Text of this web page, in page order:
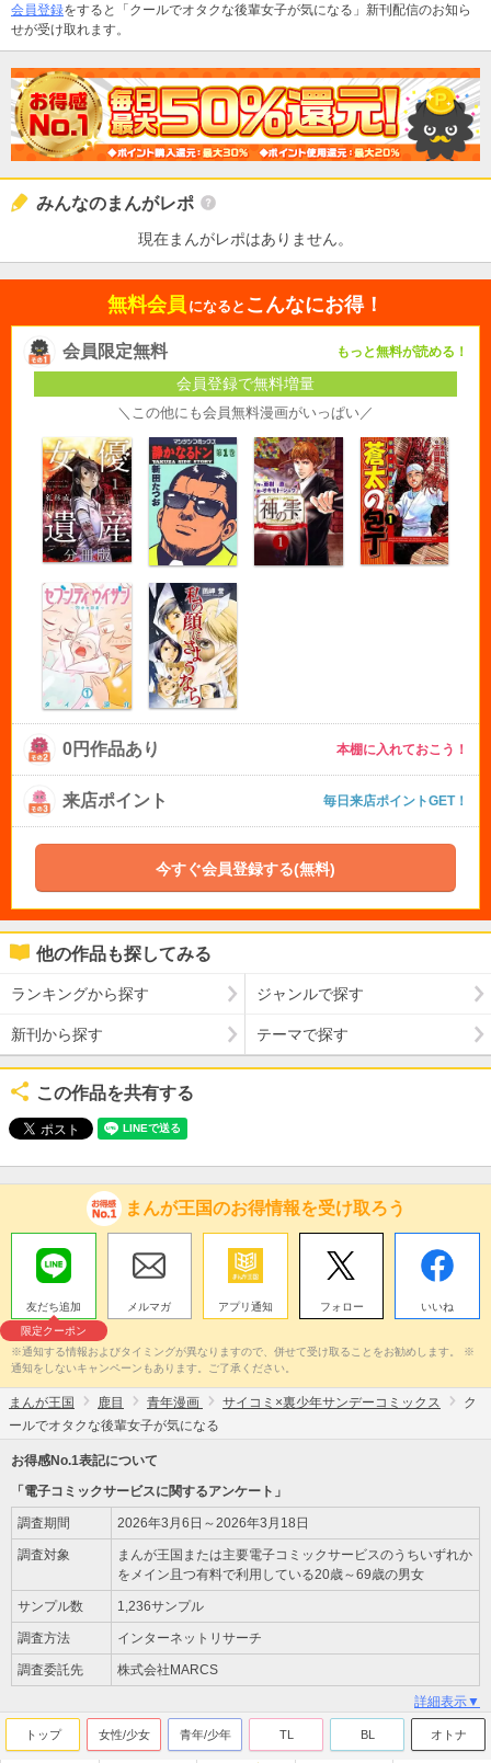
会員登録をすると「クールでオタクな後輩女子が気になる」新刊配信のお知ら
せが受け取れます。
みんなのまんがレポ
現在まんがレポはありません。
無料会員 になると こんなにお得！
会員限定無料 もっと無料が読める！
会員登録で無料増量
＼この他にも会員無料漫画がいっぱい／
0円作品あり 本棚に入れておこう！
来店ポイント 毎日来店ポイントGET！
今すぐ会員登録する(無料)
他の作品も探してみる
ランキングから探す ジャンルで探す
新刊から探す テーマで探す
この作品を共有する
まんが王国のお得情報を受け取ろう
友だち追加
限定クーポン
メルマガ アプリ通知 フォロー いいね
※通知する情報およびタイミングが異なりますので、併せて受け取ることをお勧めします。 ※
通知をしないキャンペーンもあります。ご了承ください。
まんが王国 鹿目 青年漫画 サイコミ×裏少年サンデーコミックス
ク
ールでオタクな後輩女子が気になる
お得感No.1表記について
「電子コミックサービスに関するアンケート」
調査期間 2026年3月6日～2026年3月18日
調査対象
まんが王国または主要電子コミックサービスのうちいずれか
をメイン且つ有料で利用している20歳～69歳の男女
サンプル数 1,236サンプル
調査方法 インターネットリサーチ
調査委託先 株式会社MARCS
詳細表示▼
トップ 女性/少女 青年/少年 TL BL オトナ